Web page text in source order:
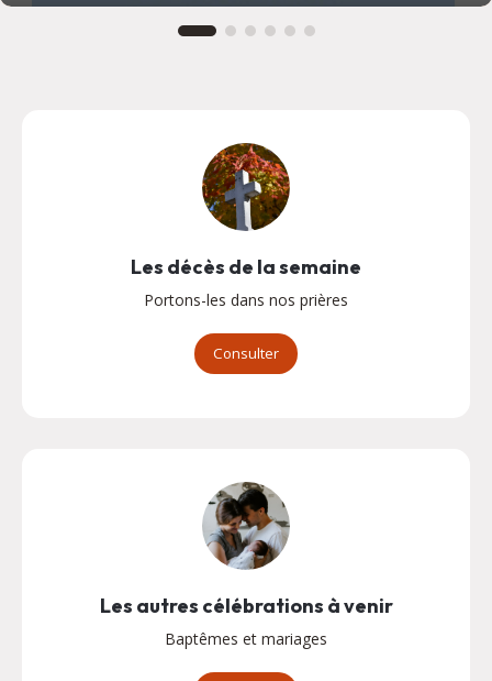
Les décès de la semaine
Portons-les dans nos prières
Consulter
Les autres célébrations à venir
Baptêmes et mariages